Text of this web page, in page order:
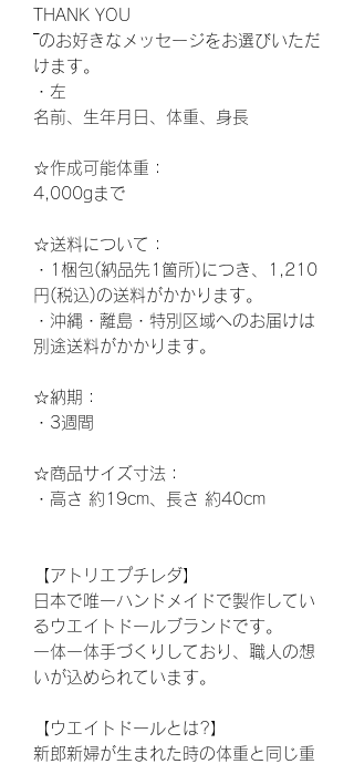
THANK YOU
‾のお好きなメッセージをお選びいただ
けます。
・左
名前、生年月日、体重、身長
☆作成可能体重：
4,000gまで
☆送料について：
・1梱包(納品先1箇所)につき、1,210
円(税込)の送料がかかります。
・沖縄・離島・特別区域へのお届けは
別途送料がかかります。
☆納期 ：
・3週間
☆商品サイズ寸法：
・高さ 約19cm、長さ 約40cm
【アトリエプチレダ】
日本で唯一ハンドメイドで製作してい
るウエイトドールブランドです。
一体一体手づくりしており、職人の想
いが込められています。
【ウエイトドールとは? 】
新郎新婦が生まれた時の体重と同じ重